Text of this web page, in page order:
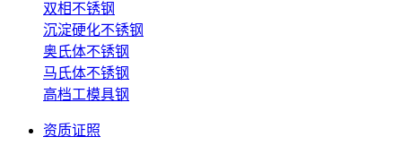
双相不锈钢
沉淀硬化不锈钢
奥氏体不锈钢
马氏体不锈钢
高档工模具钢
资质证照